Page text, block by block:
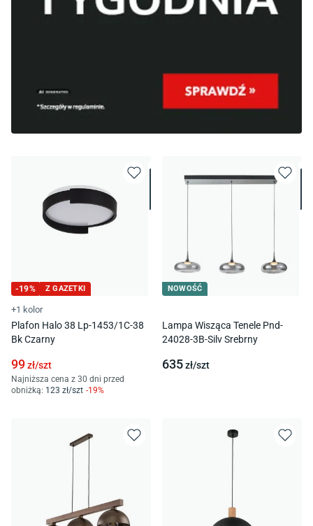
-19% Z GAZETKI
+1 kolor
Plafon Halo 38 Lp-1453/1C-38
Bk Czarny
99zł/szt
Najniższa cena z 30 dni przed
obniżką: 123 zł/szt -19%
NOWOŚĆ
Lampa Wisząca Tenele Pnd-
24028-3B-Silv Srebrny
635zł/szt